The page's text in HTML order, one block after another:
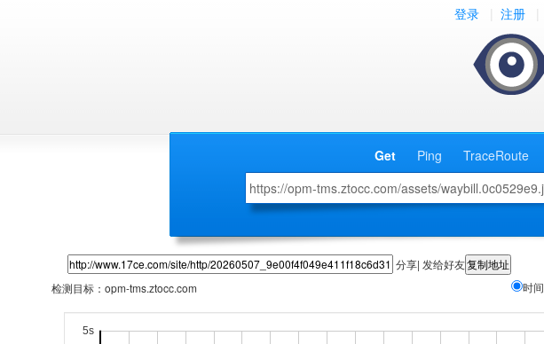
登录 注册
Get Ping TraceRoute
分享| 发给好友
检测目标： opm-tms.ztocc.com 时间